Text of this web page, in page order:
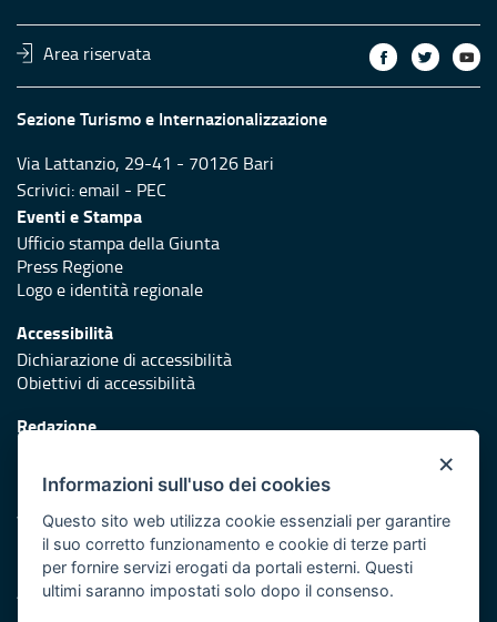
Area riservata
Sezione Turismo e Internazionalizzazione
Via Lattanzio, 29-41 - 70126 Bari
Scrivici:email - PEC
Eventi e Stampa
Ufficio stampa della Giunta
Press Regione
Logo e identità regionale
Accessibilità
Dichiarazione di accessibilità
Obiettivi di accessibilità
Redazione
Protezione civile
Vai al sito di Protezione Civile Puglia
Iniziativa finanziata con risorse del POR Puglia 2014/2020 -
Asse XI
×
Informazioni sull'uso dei cookies
Questo sito web utilizza cookie essenziali per garantire
il suo corretto funzionamento e cookie di terze parti
per fornire servizi erogati da portali esterni. Questi
ultimi saranno impostati solo dopo il consenso.